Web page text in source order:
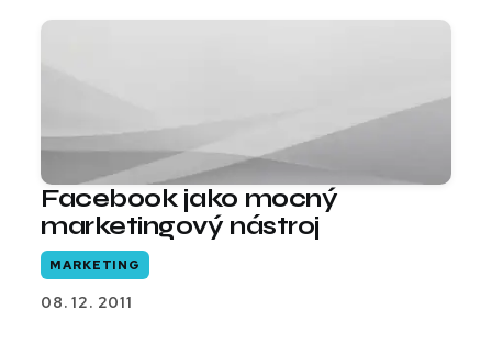
Facebook jako mocný
marketingový nástroj
MARKETING
08. 12. 2011